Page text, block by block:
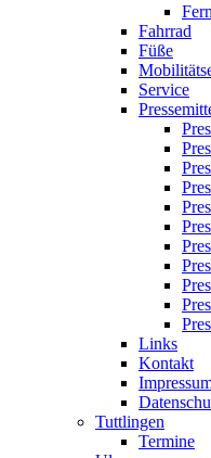
Fahrrad
Füße
Service
Links
Kontakt
Tuttlingen
Termine